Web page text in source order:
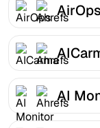
AI